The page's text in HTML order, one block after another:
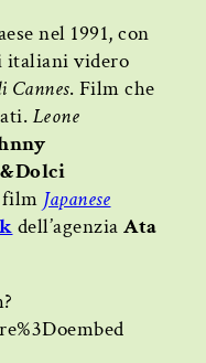
nel 1991, con
italiani videro
Cannes. Film che
Leone
Japanese
dell’agenziaAta